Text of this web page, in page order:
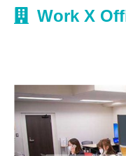
Work X